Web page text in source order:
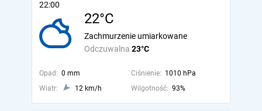
22:00
22°C
Odczuwalna 23°C
Zachmurzenie umiarkowane
Opad: 0 mm Ciśnienie: 1010 hPa
Wiatr:
12 km/h Wilgotność: 93%